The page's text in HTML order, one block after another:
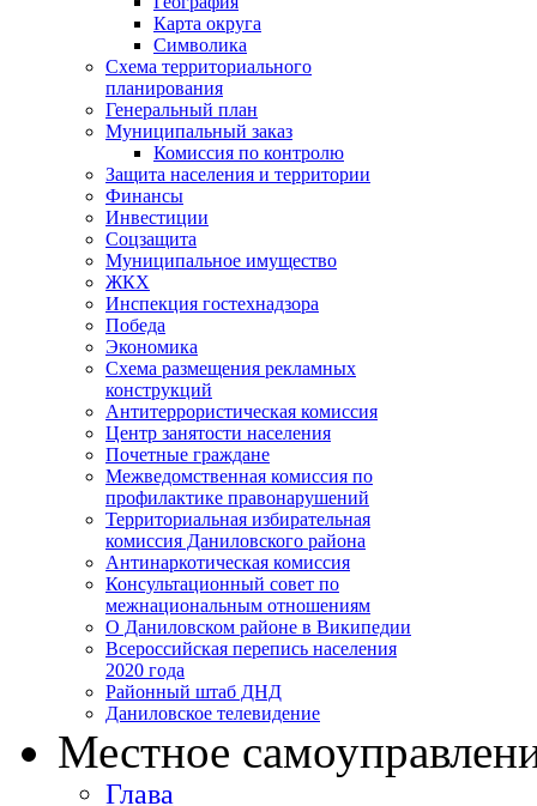
Карта округа
Символика
Схема территориального
планирования
Генеральный план
Муниципальный заказ
Комиссия по контролю
Защита населения и территории
Финансы
Инвестиции
Соцзащита
Муниципальное имущество
ЖКХ
Инспекция гостехнадзора
Победа
Экономика
Схема размещения рекламных
конструкций
Антитеррористическая комиссия
Центр занятости населения
Почетные граждане
Межведомственная комиссия по
профилактике правонарушений
Территориальная избирательная
комиссия Даниловского района
Антинаркотическая комиссия
Консультационный совет по
межнациональным отношениям
О Даниловском районе в Википедии
Всероссийская перепись населения
2020 года
Районный штаб ДНД
Даниловское телевидение
Местное
Глава